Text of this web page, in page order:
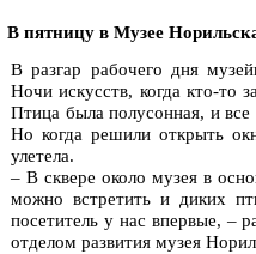
В пятницу в Музее
В разгар рабочего дня
Ночи искусств, когда кто-то
Птица была полусонная, и
Но когда решили открыть
улетела.
– В сквере около музея в
можно встретить и диких
посетитель у нас впервые, –
отделом развития музея